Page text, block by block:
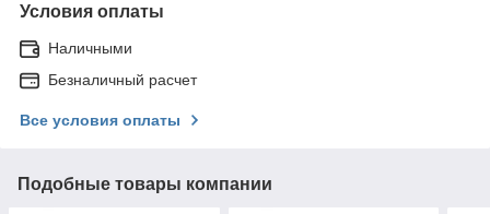
Условия оплаты
Наличными
Безналичный расчет
Все условия оплаты
Подобные товары компании